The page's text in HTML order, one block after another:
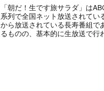
「朝だ！生です旅サラダ」は
系列で全国ネット放送されて
から放送されている長寿番組で
るものの、基本的に生放送で行
サラダガールズ」ば1年後とに